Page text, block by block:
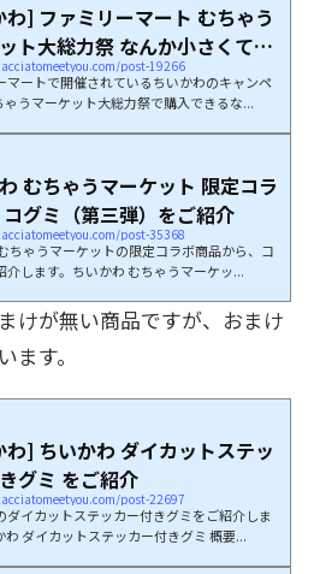
わ] ファミリーマート むちゃう
ト大総力祭 なんか小さくてか
post-19266
マートで開催されているちいかわのキャンペ
ゃうマーケット大総力祭で購入できるな...
むちゃうマーケット 限定コラ
グミ（第三弾）をご紹介
post-35368
ちゃうマーケットの限定コラボ商品から、コ
介します。ちいかわ むちゃうマーケッ...
けが無い商品ですが、おまけ
す。
わ] ちいかわ ダイカットステッ
グミ をご紹介
post-22697
ダイカットステッカー付きグミをご紹介しま
わ ダイカットステッカー付きグミ 概要...